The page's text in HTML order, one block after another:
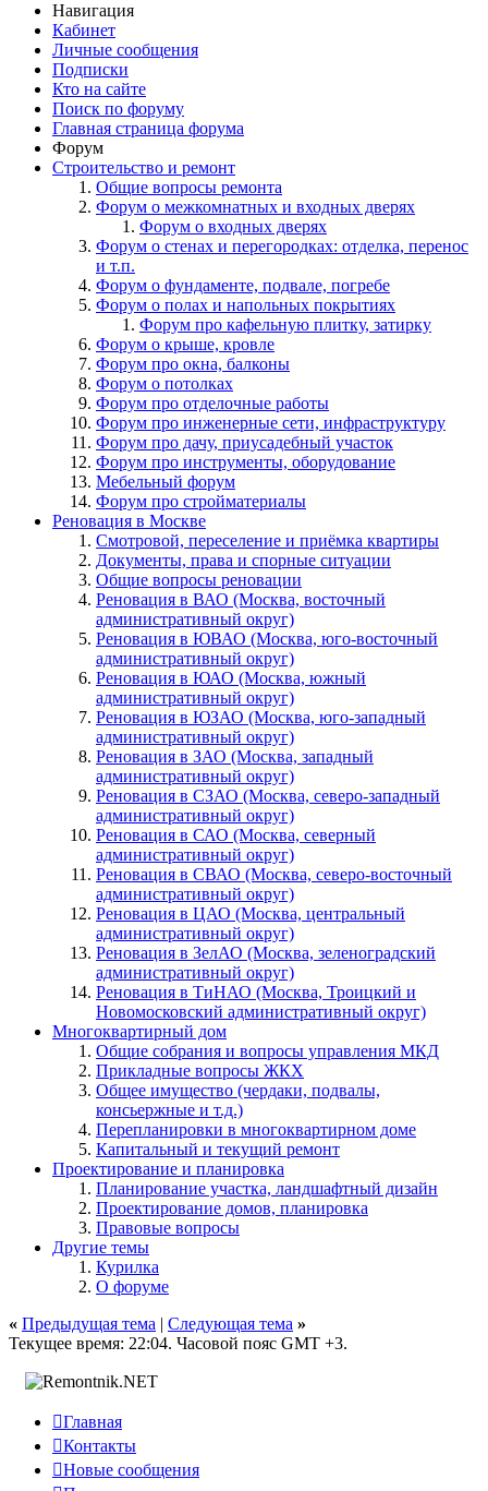
Навигация
Кабинет
Личные сообщения
Подписки
Кто на сайте
Поиск по форуму
Главная страница форума
Форум
Строительство и ремонт
Общие вопросы ремонта
Форум о межкомнатных и входных дверях
Форум о входных дверях
Форум о стенах и перегородках: отделка, перенос
и т.п.
Форум о фундаменте, подвале, погребе
Форум о полах и напольных покрытиях
Форум про кафельную плитку, затирку
Форум о крыше, кровле
Форум про окна, балконы
Форум о потолках
Форум про отделочные работы
Форум про инженерные сети, инфраструктуру
Форум про дачу, приусадебный участок
Форум про инструменты, оборудование
Мебельный форум
Форум про стройматериалы
Реновация в Москве
Смотровой, переселение и приёмка квартиры
Документы, права и спорные ситуации
Общие вопросы реновации
Реновация в ВАО (Москва, восточный
административный округ)
Реновация в ЮВАО (Москва, юго-восточный
административный округ)
Реновация в ЮАО (Москва, южный
административный округ)
Реновация в ЮЗАО (Москва, юго-западный
административный округ)
Реновация в ЗАО (Москва, западный
административный округ)
Реновация в СЗАО (Москва, северо-западный
административный округ)
Реновация в САО (Москва, северный
административный округ)
Реновация в СВАО (Москва, северо-восточный
административный округ)
Реновация в ЦАО (Москва, центральный
административный округ)
Реновация в ЗелАО (Москва, зеленоградский
административный округ)
Реновация в ТиНАО (Москва, Троицкий и
Новомосковский административный округ)
Многоквартирный дом
Общие собрания и вопросы управления МКД
Прикладные вопросы ЖКХ
Общее имущество (чердаки, подвалы,
консьержные и т.д.)
Перепланировки в многоквартирном доме
Капитальный и текущий ремонт
Проектирование и планировка
Планирование участка, ландшафтный дизайн
Проектирование домов, планировка
Правовые вопросы
Другие темы
Курилка
О форуме
« Предыдущая тема | Следующая тема »
Текущее время: 22:04. Часовой пояс GMT +3.
Главная
Контакты
Новые сообщения